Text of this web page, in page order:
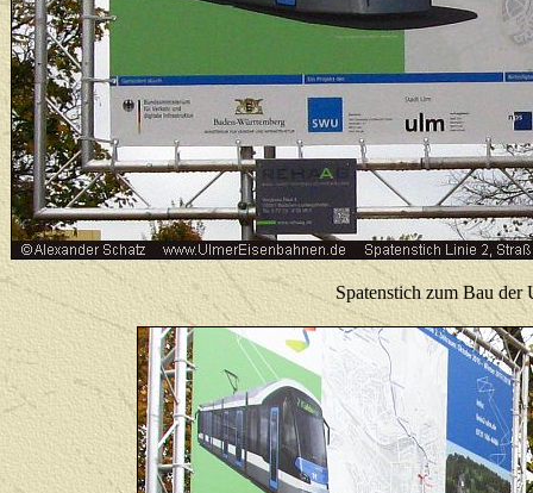
Spatenstich zum Bau